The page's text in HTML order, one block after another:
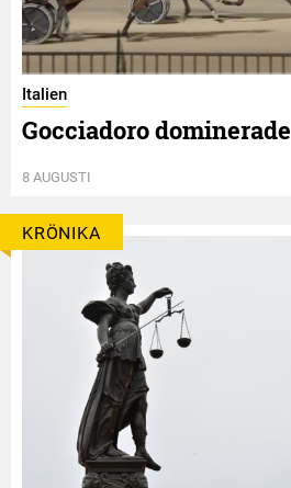
Italien
Gocciadoro dominerade
8 AUGUSTI
KRÖNIKA